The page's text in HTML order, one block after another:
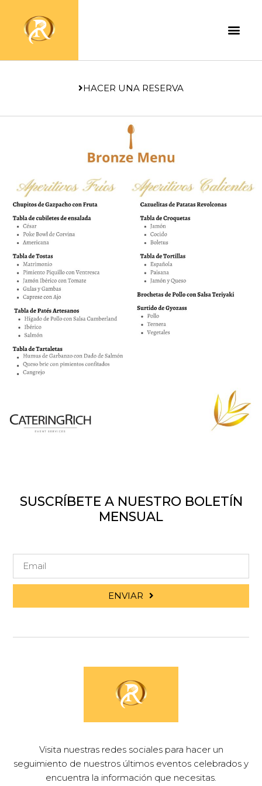
HACER UNA RESERVA
SUSCRÍBETE A NUESTRO BOLETÍN
MENSUAL
ENVIAR
Visita nuestras redes sociales para hacer un
seguimiento de nuestros últimos eventos celebrados y
encuentra la información que necesitas.